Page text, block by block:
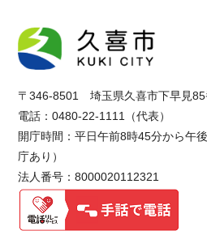
〒346-8501 埼玉県久喜市下早見85
電話：0480-22-1111（代表）
開庁時間：平日午前8時45分から午
庁あり）
法人番号：8000020112321